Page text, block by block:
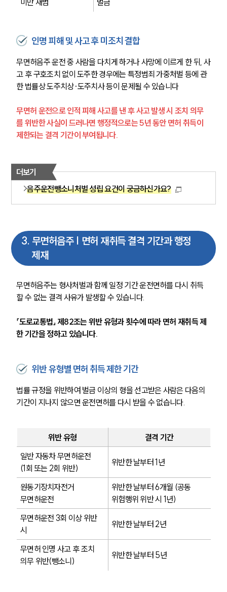
인명 피해 및 사고 후 미조치 결합
무면허음주 운전 중 사람을 다치게 하거나 사망에 이르게 한 뒤, 사
고 후 구호조치 없이 도주한 경우에는 특정범죄 가중처벌 등에 관
한 법률상 도주치상·도주치사 등이 문제될 수 있습니다
무면허 운전으로 인적 피해 사고를 낸 후 사고 발생 시 조치 의무
를 위반한 사실이 드러나면 행정적으로는 5년 동안 면허 취득이
제한되는 결격 기간이 부여됩니다.
더보기
음주운전뺑소니처벌 성립 요건이 궁금하신가요?
3. 무면허음주 | 면허 재취득 결격 기간과 행정
제재
무면허음주는 형사처벌과 함께 일정 기간 운전면허를 다시 취득
할 수 없는 결격 사유가 발생할 수 있습니다.
「도로교통법」 제82조는 위반 유형과 횟수에 따라 면허 재취득 제
한 기간을 정하고 있습니다.
위반 유형별 면허 취득 제한 기간
법률 규정을 위반하여 벌금 이상의 형을 선고받은 사람은 다음의
기간이 지나지 않으면 운전면허를 다시 받을 수 없습니다.
위반 유형
결격 기간
일반 자동차 무면허운전
(1회 또는 2회 위반)
위반한 날부터 1년
원동기장치자전거
무면허운전
위반한 날부터 6개월 (공동
위험행위 위반 시 1년)
무면허운전 3회 이상 위반
시
위반한 날부터 2년
무면허 인명 사고 후 조치
의무 위반(뺑소니)
위반한 날부터 5년